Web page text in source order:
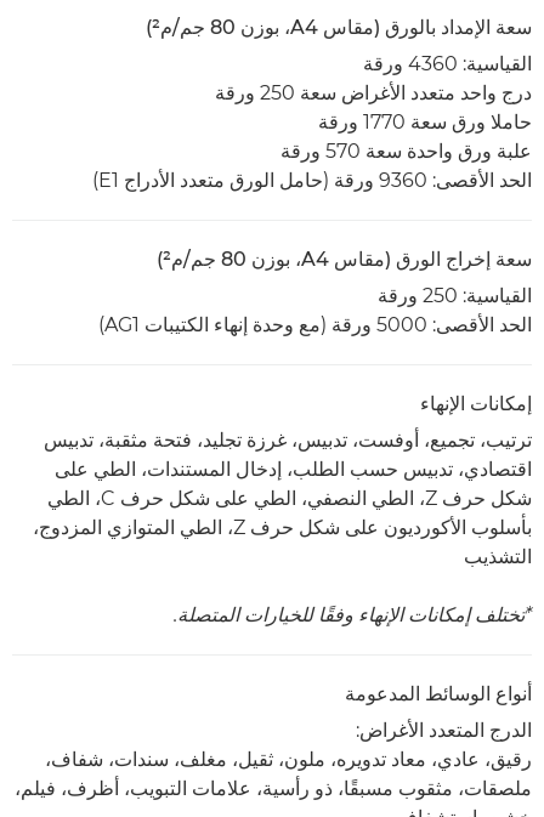
سعة الإمداد بالورق (مقاس A4، بوزن 80 جم/م²)
القياسية: 4360 ورقة
درج واحد متعدد الأغراض سعة 250 ورقة
حاملا ورق سعة 1770 ورقة
علبة ورق واحدة سعة 570 ورقة
الحد الأقصى: 9360 ورقة (حامل الورق متعدد الأدراج E1)
سعة إخراج الورق (مقاس A4، بوزن 80 جم/م²)
القياسية: 250 ورقة
الحد الأقصى: 5000 ورقة (مع وحدة إنهاء الكتيبات AG1)
إمكانات الإنهاء
ترتيب، تجميع، أوفست، تدبيس، غرزة تجليد، فتحة مثقبة، تدبيس
اقتصادي، تدبيس حسب الطلب، إدخال المستندات، الطي على
شكل حرف Z، الطي النصفي، الطي على شكل حرف C، الطي
بأسلوب الأكورديون على شكل حرف Z، الطي المتوازي المزدوج،
التشذيب
*تختلف إمكانات الإنهاء وفقًا للخيارات المتصلة.
أنواع الوسائط المدعومة
الدرج المتعدد الأغراض:
رقيق، عادي، معاد تدويره، ملون، ثقيل، مغلف، سندات، شفاف،
ملصقات، مثقوب مسبقًا، ذو رأسية، علامات التبويب، أظرف، فيلم،